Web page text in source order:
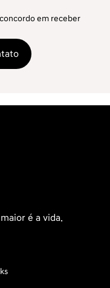
em receber
é a vida.